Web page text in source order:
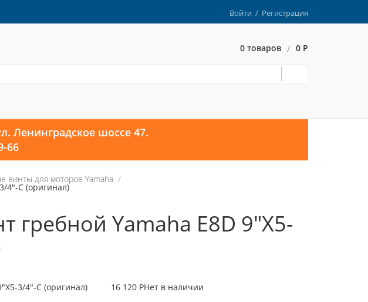
Войти / Регистрация
0 товаров / 0 Р
Ленинградское шоссе 47.
66
винты для моторов Yamaha
4"-C (оригинал)
гребной Yamaha E8D 9"X5-
16 120 РНет в наличии